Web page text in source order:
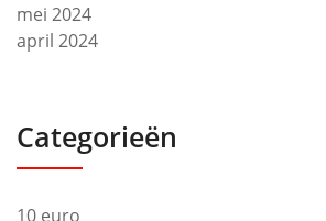
mei 2024
april 2024
Categorieën
10 euro